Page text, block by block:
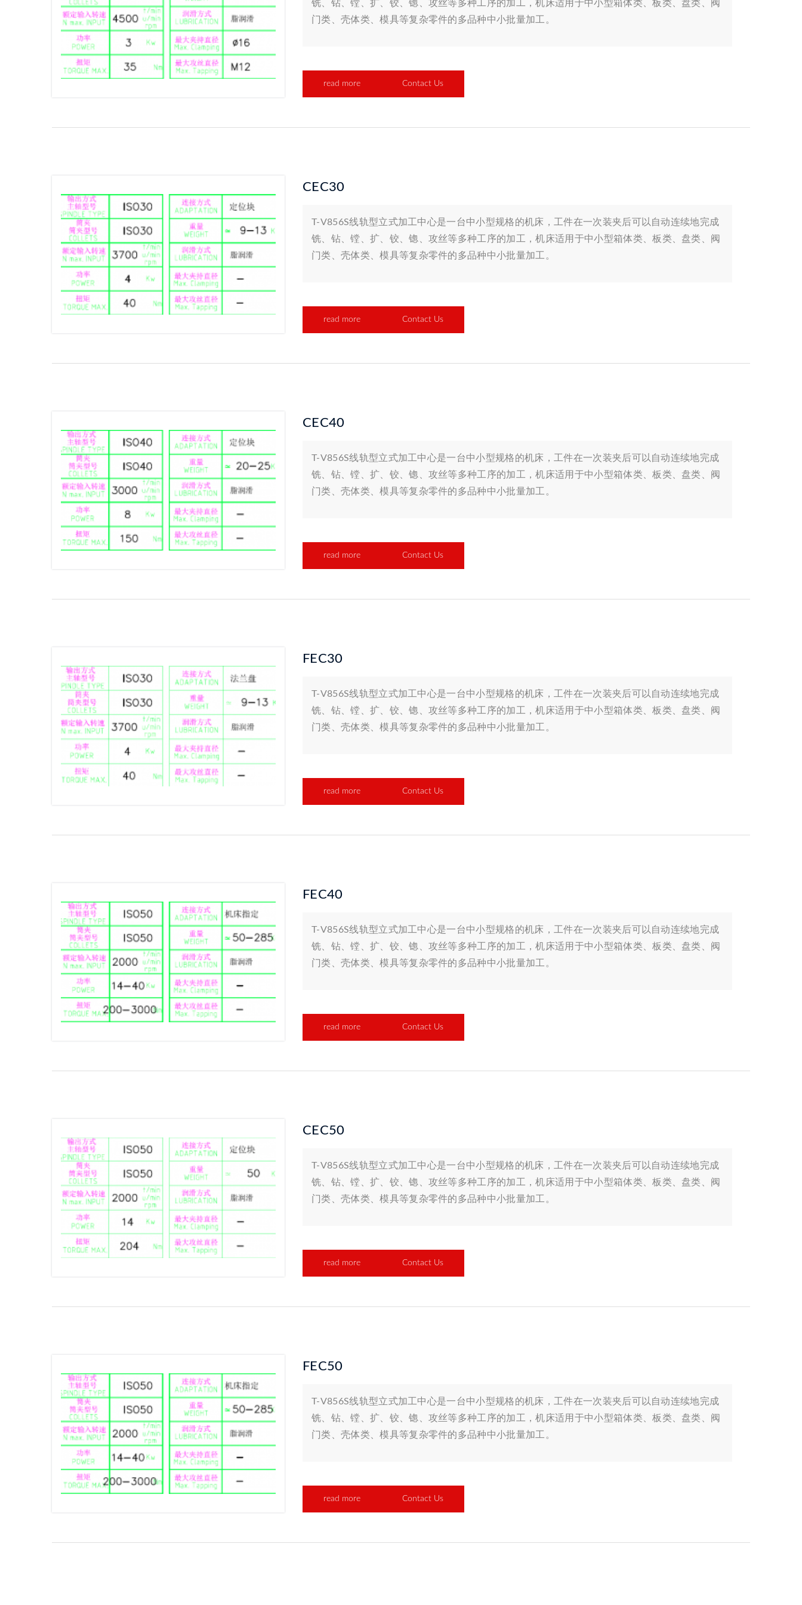
铣、钻、镗、扩、铰、锪、攻丝等多种工序的加工，机床适用于中小型箱体类、板类、盘类、阀
门类、壳体类、模具等复杂零件的多品种中小批量加工。
read more Contact Us
CEC30
T-V856S线轨型立式加工中心是一台中小型规格的机床，工件在一次装夹后可以自动连续地完成
铣、钻、镗、扩、铰、锪、攻丝等多种工序的加工，机床适用于中小型箱体类、板类、盘类、阀
门类、壳体类、模具等复杂零件的多品种中小批量加工。
read more Contact Us
CEC40
T-V856S线轨型立式加工中心是一台中小型规格的机床，工件在一次装夹后可以自动连续地完成
铣、钻、镗、扩、铰、锪、攻丝等多种工序的加工，机床适用于中小型箱体类、板类、盘类、阀
门类、壳体类、模具等复杂零件的多品种中小批量加工。
read more Contact Us
FEC30
T-V856S线轨型立式加工中心是一台中小型规格的机床，工件在一次装夹后可以自动连续地完成
铣、钻、镗、扩、铰、锪、攻丝等多种工序的加工，机床适用于中小型箱体类、板类、盘类、阀
门类、壳体类、模具等复杂零件的多品种中小批量加工。
read more Contact Us
FEC40
T-V856S线轨型立式加工中心是一台中小型规格的机床，工件在一次装夹后可以自动连续地完成
铣、钻、镗、扩、铰、锪、攻丝等多种工序的加工，机床适用于中小型箱体类、板类、盘类、阀
门类、壳体类、模具等复杂零件的多品种中小批量加工。
read more Contact Us
CEC50
T-V856S线轨型立式加工中心是一台中小型规格的机床，工件在一次装夹后可以自动连续地完成
铣、钻、镗、扩、铰、锪、攻丝等多种工序的加工，机床适用于中小型箱体类、板类、盘类、阀
门类、壳体类、模具等复杂零件的多品种中小批量加工。
read more Contact Us
FEC50
T-V856S线轨型立式加工中心是一台中小型规格的机床，工件在一次装夹后可以自动连续地完成
铣、钻、镗、扩、铰、锪、攻丝等多种工序的加工，机床适用于中小型箱体类、板类、盘类、阀
门类、壳体类、模具等复杂零件的多品种中小批量加工。
read more Contact Us